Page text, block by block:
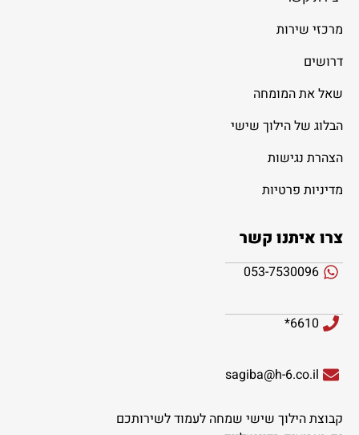
מרכזי שירות
דרושים
שאל את המומחה
הבלוג של הילוך שישי
הצהרת נגישות
מדיניות פרטיות
צרו איתנו קשר
053-7530096
6610*
sagiba@h-6.co.il
קבוצת הילוך שישי שמחה לעמוד לשירותכם